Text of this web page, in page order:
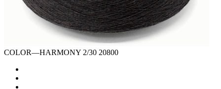
COLOR—HARMONY 2/30 20800